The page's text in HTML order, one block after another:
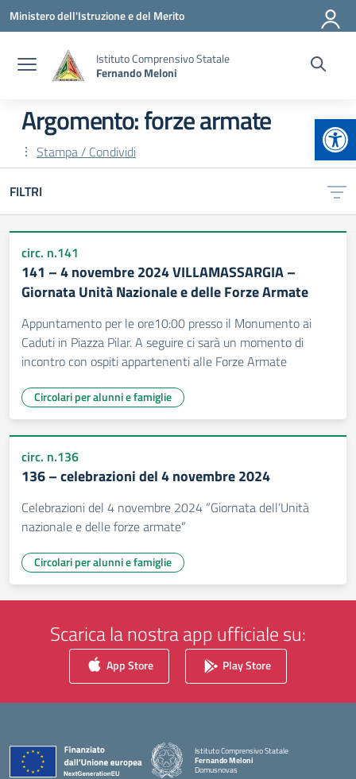
Vai ai contenuti
Vai al menu di navigazione
Vai al footer
Ministero dell'Istruzione e del Merito
Istituto Comprensivo Statale
Fernando Meloni
Argomento: forze armate
Stampa / Condividi
FILTRI
circ. n.141
141 – 4 novembre 2024 VILLAMASSARGIA –
Giornata Unità Nazionale e delle Forze Armate
Appuntamento per le ore10:00 presso il Monumento ai
Caduti in Piazza Pilar. A seguire ci sarà un momento di
incontro con ospiti appartenenti alle Forze Armate
Circolari per alunni e famiglie
circ. n.136
136 – celebrazioni del 4 novembre 2024
Celebrazioni del 4 novembre 2024 “Giornata dell’Unità
nazionale e delle forze armate”
Circolari per alunni e famiglie
Scarica la nostra app ufficiale su:
App Store Play Store
Istituto Comprensivo Statale
Fernando Meloni
Domusnovas